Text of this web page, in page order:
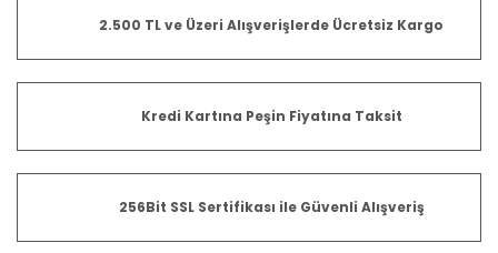
2.500 TL ve Üzeri Alışverişlerde Ücretsiz Kargo
Kredi Kartına Peşin Fiyatına Taksit
256Bit SSL Sertifikası ile Güvenli Alışveriş